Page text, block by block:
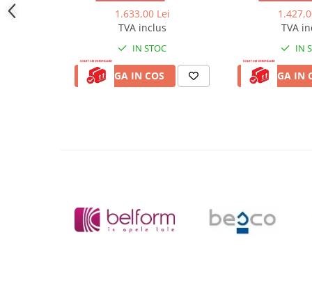
Cadite semirotunde
Paravan de dus
Rigole si canale de scurgere dus
Coloane de dus
Sisteme de dus incastrate
1.633,00 Lei
TVA inclus
IN STOC
ADAUGA IN COS
TVA
IN
ADAUGA IN